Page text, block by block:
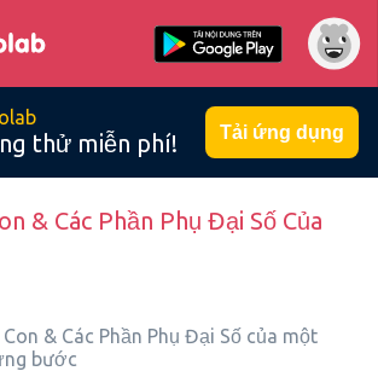
thử miễn phí! Tải ứng dụng
& Các Phần Phụ Đại Số Của
& Các Phần Phụ Đại Số của một
bước